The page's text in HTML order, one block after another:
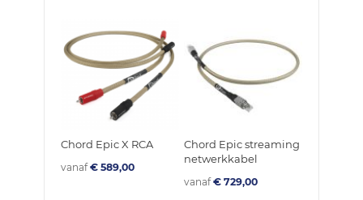
Chord Epic X RCA
vanaf € 589,00
Chord Epic streaming
netwerkkabel
vanaf € 729,00